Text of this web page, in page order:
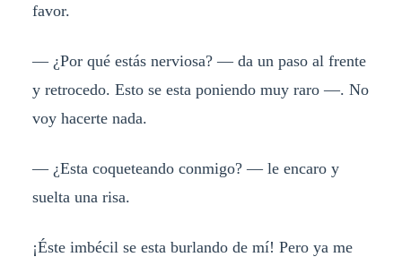
favor.
— ¿Por qué estás nerviosa? — da un paso al frente
y retrocedo. Esto se esta poniendo muy raro —. No
voy hacerte nada.
— ¿Esta coqueteando conmigo? — le encaro y
suelta una risa.
¡Éste imbécil se esta burlando de mí! Pero ya me